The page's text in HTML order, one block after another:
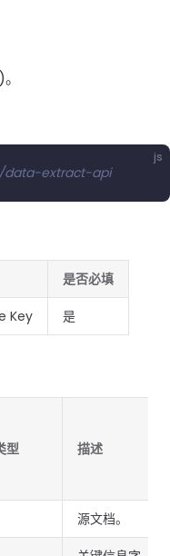
天免费试用许可证。
js
extract-api
是否必填
Key 是
型 描述
源文档。